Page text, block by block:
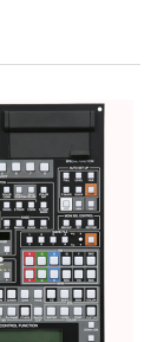
）
い。
するとダウン
するボタン
）
ダウンロード